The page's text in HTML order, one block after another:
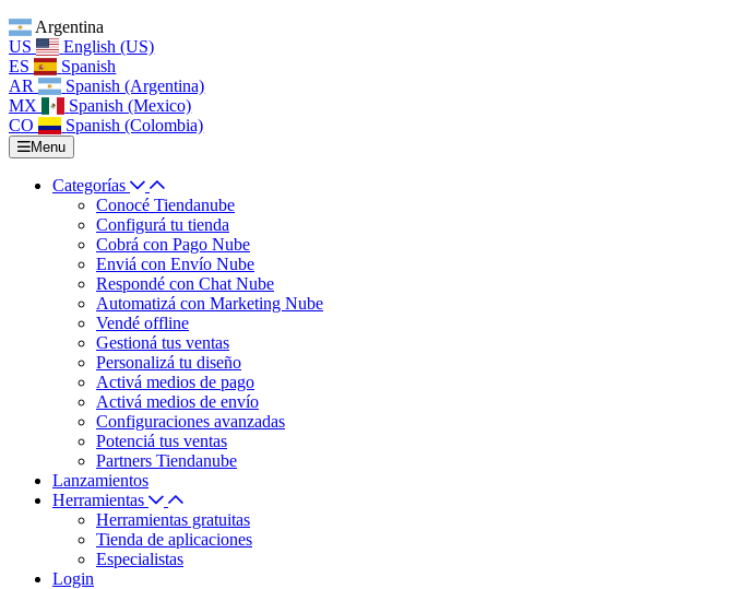
Argentina
US
English (US)
ES
Spanish
AR
Spanish (Argentina)
MX
Spanish (Mexico)
CO
Spanish (Colombia)
Menu
Categorías
Conocé Tiendanube
Configurá tu tienda
Cobrá con Pago Nube
Enviá con Envío Nube
Respondé con Chat Nube
Automatizá con Marketing Nube
Vendé offline
Gestioná tus ventas
Personalizá tu diseño
Activá medios de pago
Activá medios de envío
Configuraciones avanzadas
Potenciá tus ventas
Partners Tiendanube
Lanzamientos
Herramientas
Herramientas gratuitas
Tienda de aplicaciones
Especialistas
Login